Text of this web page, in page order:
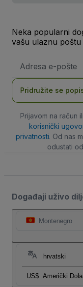
Neka popularni
vašu ulaznu poštu
mail
Pridružite se
Prijavom na račun
korisnički
privatnosti. Od nas
odustati
Događaji uživo
Montenegro
hrvatski
US$ Američki